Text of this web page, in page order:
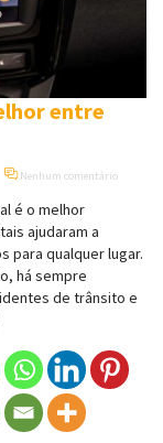
entre
Nenhum comentário
é o melhor
ajudaram a
para qualquer lugar.
há sempre
de trânsito e